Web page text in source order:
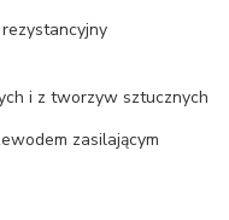
i z tworzyw sztucznych
zasilającym